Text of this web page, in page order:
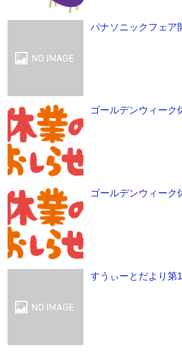
パナソニックフェア
ゴールデンウィーク
ゴールデンウィーク
すうぃーとだより第